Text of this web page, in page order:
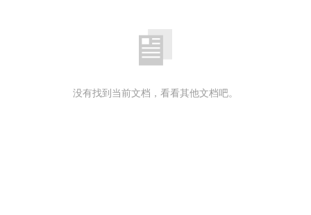
没有找到当前文档，看看其他文档吧。